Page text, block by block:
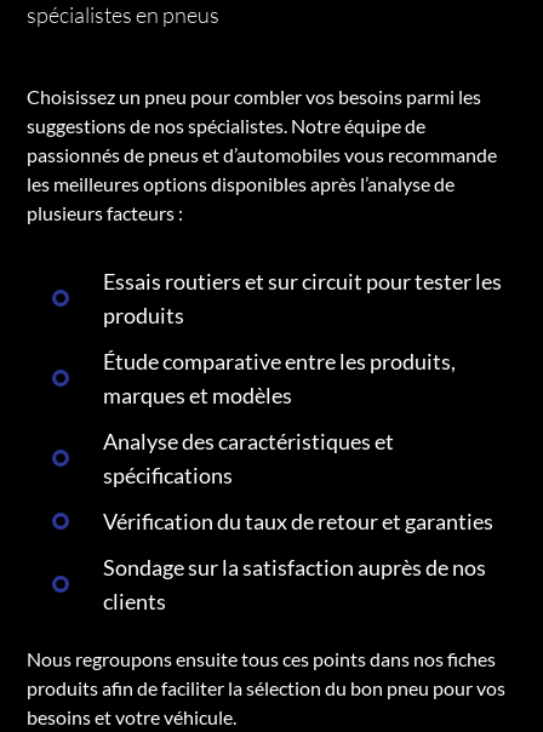
spécialistes en pneus
Choisissez un pneu pour combler vos besoins parmi les
suggestions de nos spécialistes. Notre équipe de
passionnés de pneus et d’automobiles vous recommande
les meilleures options disponibles après l’analyse de
plusieurs facteurs :
Essais routiers et sur circuit pour tester les
produits
Étude comparative entre les produits,
marques et modèles
Analyse des caractéristiques et
spécifications
Vérification du taux de retour et garanties
Sondage sur la satisfaction auprès de nos
clients
Nous regroupons ensuite tous ces points dans nos fiches
produits afin de faciliter la sélection du bon pneu pour vos
besoins et votre véhicule.